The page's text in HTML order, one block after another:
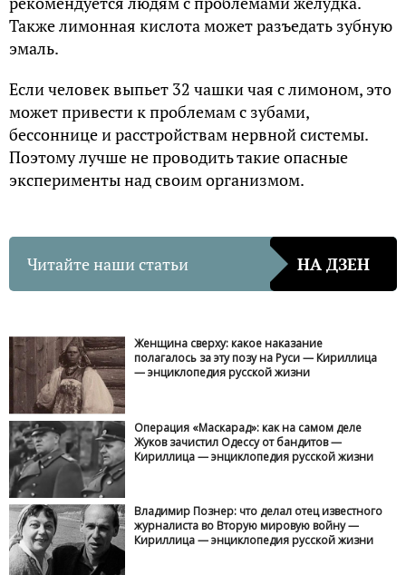
Также лимонная кислота может разъедать зубную
эмаль.
Если человек выпьет 32 чашки чая с лимоном, это
может привести к проблемам с зубами,
бессоннице и расстройствам нервной системы.
Поэтому лучше не проводить такие опасные
эксперименты над своим организмом.
Читайте наши статьи НА ДЗЕН
Женщина сверху: какое наказание
полагалось за эту позу на Руси — Кириллица
— энциклопедия русской жизни
Операция «Маскарад»: как на самом деле
Жуков зачистил Одессу от бандитов —
Кириллица — энциклопедия русской жизни
Владимир Познер: что делал отец известного
журналиста во Вторую мировую войну —
Кириллица — энциклопедия русской жизни